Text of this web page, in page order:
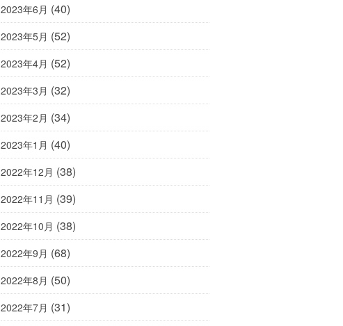
2023年6月 (40)
2023年5月 (52)
2023年4月 (52)
2023年3月 (32)
2023年2月 (34)
2023年1月 (40)
2022年12月 (38)
2022年11月 (39)
2022年10月 (38)
2022年9月 (68)
2022年8月 (50)
2022年7月 (31)